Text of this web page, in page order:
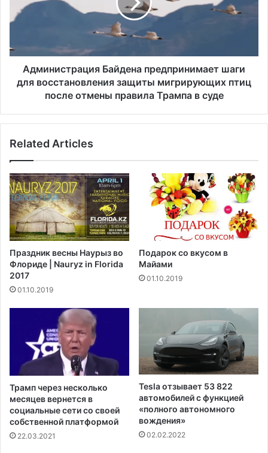
н
е
я
ь
Й
о
р
к
а
з
а
в
е
р
ц
н
а
и
р
й
н
а
п
р
е
д
п
р
и
н
и
а
и
д
л
Администрация Байдена предпринимает шаги
для восстановления защиты мигрирующих птиц
после отмены правила Трампа в суде
Related Articles
Праздник весны Наурыз во
Флориде | Nauryz in Florida
2017
01.10.2019
Подарок со вкусом в
Майами
01.10.2019
Трамп через несколько
месяцев вернется в
социальные сети со своей
собственной платформой
22.03.2021
Tesla отзывает 53 822
автомобилей с функцией
«полного автономного
вождения»
02.02.2022